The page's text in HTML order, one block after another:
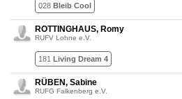
028 Bleib Cool
ROTTINGHAUS, Romy
RUFV Lohne e.V.
181 Living Dream 4
RÜBEN, Sabine
RUFG Falkenberg e.V.